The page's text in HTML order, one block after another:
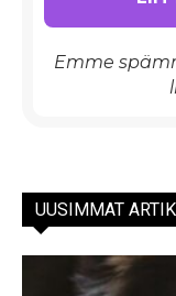
Emme
UUSIMMAT